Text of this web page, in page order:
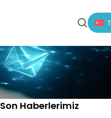
Son Haberlerimiz